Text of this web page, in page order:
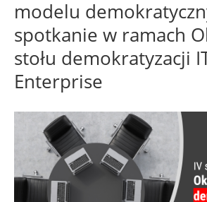
modelu
spotkanie w ramach
stołu demokratyzacji
Enterprise